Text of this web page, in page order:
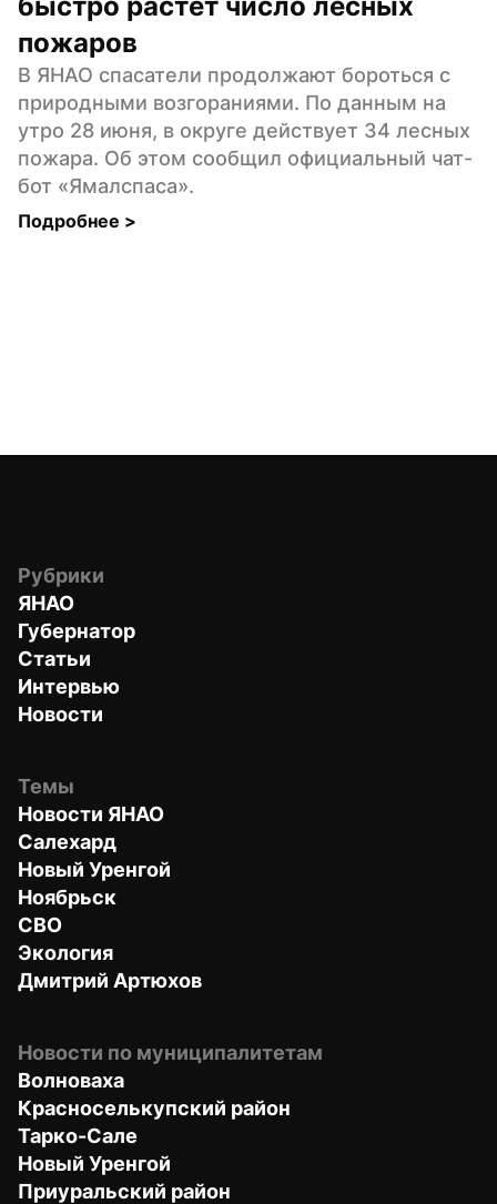
пожаров
В ЯНАО спасатели продолжают бороться с
природными возгораниями. По данным на
утро 28 июня, в округе действует 34 лесных
пожара. Об этом сообщил официальный чат-
бот «Ямалспаса».
Подробнее >
Рубрики
ЯНАО
Губернатор
Статьи
Интервью
Новости
Темы
Новости ЯНАО
Салехард
Новый Уренгой
Ноябрьск
СВО
Экология
Дмитрий Артюхов
Новости по муниципалитетам
Волноваха
Красноселькупский район
Тарко-Сале
Новый Уренгой
Приуральский район